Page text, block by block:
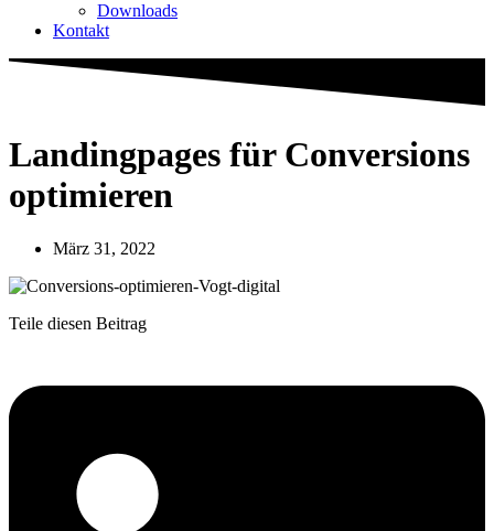
Downloads
Kontakt
Landingpages für Conversions
optimieren
März 31, 2022
Teile diesen Beitrag